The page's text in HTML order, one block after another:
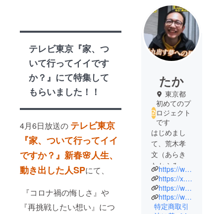
テレビ東京『家、つ
いて行ってイイです
か？』にて特集して
もらいました！！
4月6日放送の テレビ東京
『家、ついて行ってイイ
ですか？』新春🌸人生、
動き出した人SPにて、
『コロナ禍の悔しさ』や
『再挑戦したい想い』につ
たか
東京都
初めてのプ
ロジェクト
です
はじめまし
て、荒木孝
文（あらき
たかふみ）
です。まず
はプロジェ
クトに興
味・関心を
https://www.facebook.com/taka.talks.1017/
https://x.com/sonomanmaso
https://www.facebook.com/sonomanma.so
https://www.instagram.com/sonomanma.so/
特定商取引